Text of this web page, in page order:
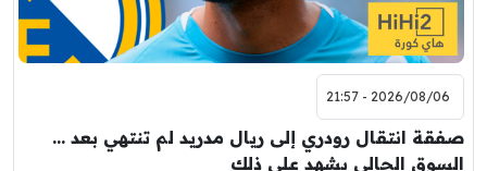
2026/08/06 - 21:57
صفقة انتقال رودري إلى ريال مدريد لم تنتهي بعد …
السوق الحالي يشهد على ذلك